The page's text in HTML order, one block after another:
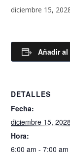
diciembre 15,
Añadir
DETALLES
Fecha:
diciembre 15, 2028
Hora:
6:00 am - 7:00 am